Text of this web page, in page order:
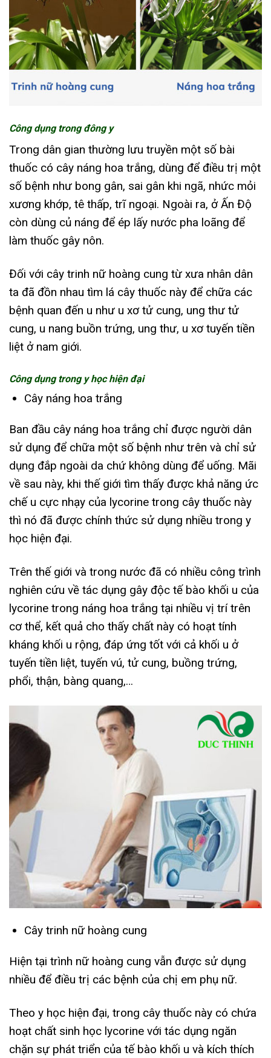
Công dụng trong đông y
Trong dân gian thường lưu truyền một số bài
thuốc có cây náng hoa trắng, dùng để điều trị một
số bệnh như bong gân, sai gân khi ngã, nhức mỏi
xương khớp, tê thấp, trĩ ngoại. Ngoài ra, ở Ấn Độ
còn dùng củ náng để ép lấy nước pha loãng để
làm thuốc gây nôn.
Đối với cây trinh nữ hoàng cung từ xưa nhân dân
ta đã đồn nhau tìm lá cây thuốc này để chữa các
bệnh quan đến u như u xơ tử cung, ung thư tử
cung, u nang buồn trứng, ung thư, u xơ tuyến tiền
liệt ở nam giới.
Công dụng trong y học hiện đại
Cây náng hoa trắng
Ban đầu cây náng hoa trắng chỉ được người dân
sử dụng để chữa một số bệnh như trên và chỉ sử
dụng đắp ngoài da chứ không dùng để uống. Mãi
về sau này, khi thế giới tìm thấy được khả năng ức
chế u cực nhạy của lycorine trong cây thuốc này
thì nó đã được chính thức sử dụng nhiều trong y
học hiện đại.
Trên thế giới và trong nước đã có nhiều công trình
nghiên cứu về tác dụng gây độc tế bào khối u của
lycorine trong náng hoa trắng tại nhiều vị trí trên
cơ thể, kết quả cho thấy chất này có hoạt tính
kháng khối u rộng, đáp ứng tốt với cả khối u ở
tuyến tiền liệt, tuyến vú, tử cung, buồng trứng,
phổi, thận, bàng quang,…
Cây trinh nữ hoàng cung
Hiện tại trình nữ hoàng cung vẫn được sử dụng
nhiều để điều trị các bệnh của chị em phụ nữ.
Theo y học hiện đại, trong cây thuốc này có chứa
hoạt chất sinh học lycorine với tác dụng ngăn
chặn sự phát triển của tế bào khối u và kích thích